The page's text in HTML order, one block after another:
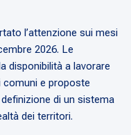
l’attenzione sui mesi
2026. Le
disponibilità a lavorare
e proposte
di un sistema
dei territori.